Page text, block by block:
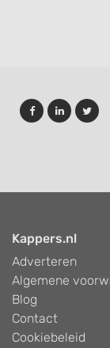
Kappers.nl
Adverteren
Algemene
Blog
Contact
Cookiebeleid